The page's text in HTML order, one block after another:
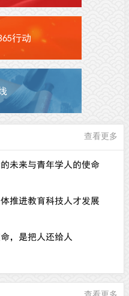
行动
查看更多
未来与青年学人的使命
推进教育科技人才发展
，是把人还给人